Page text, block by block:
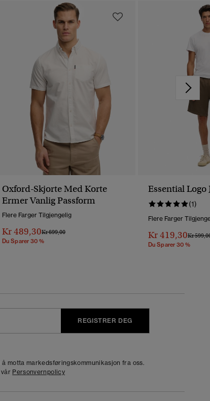
Oxford-Skjorte Med Korte
Ermer Vanlig Passform
Flere Farger Tilgjengelig
Kr 489,30Pris Nedsatt Fra
Kr 699,00Til
Du Sparer 30 %
Essential Logo
(1)
Flere Farger
Kr 419,30Pris
Kr
Du Sparer 30 %
REGISTRER DEG
motta markedsføringskommunikasjon fra oss.
vår Personvernpolicy